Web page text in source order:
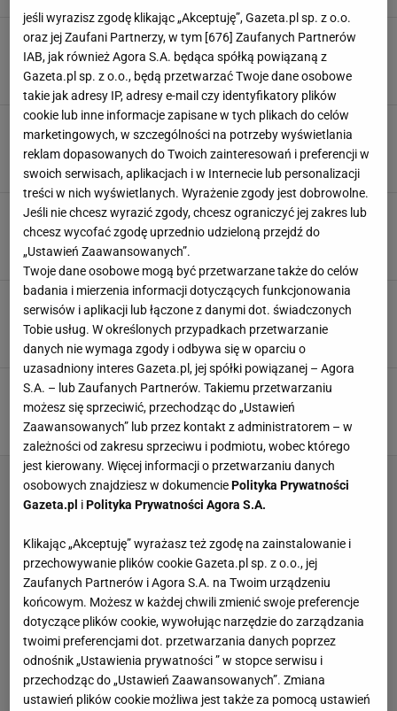
Wlej odrobinę do dżemu z borówkami. Jest tak
pyszny, że trudno nie zjeść go przed zimą
BORÓWKI CYTRYNA DŻEM
Nie sypię już na jajecznicę. Z tego składnika
robię pastę, która pasuje do wszystkiego
CYTRYNA CZOSNEK PESTO
Wystarczy zmieszać wszystko w jednej misce.
Wychodzi wilgotne i obłędnie miękkie
BROWNIE CIASTO
Cytrynowy deser będzie hitem każdej majówki.
Zrób go, a zaimponujesz gościom
CYTRYNA DESER PRZEPISY
Ten deser królował na śląskich weselach. Bez
pieczenia, lepszy od karpatki i sernika
CYTRYNA DESERY JAJKA
jeśli wyrazisz zgodę klikając „Akceptuję”, Gazeta.pl sp. z o.o.
oraz jej Zaufani Partnerzy, w tym [676] Zaufanych Partnerów
IAB, jak również Agora S.A. będąca spółką powiązaną z
Gazeta.pl sp. z o.o., będą przetwarzać Twoje dane osobowe
takie jak adresy IP, adresy e-mail czy identyfikatory plików
cookie lub inne informacje zapisane w tych plikach do celów
marketingowych, w szczególności na potrzeby wyświetlania
reklam dopasowanych do Twoich zainteresowań i preferencji w
swoich serwisach, aplikacjach i w Internecie lub personalizacji
treści w nich wyświetlanych. Wyrażenie zgody jest dobrowolne.
Jeśli nie chcesz wyrazić zgody, chcesz ograniczyć jej zakres lub
chcesz wycofać zgodę uprzednio udzieloną przejdź do
„Ustawień Zaawansowanych”.
Twoje dane osobowe mogą być przetwarzane także do celów
badania i mierzenia informacji dotyczących funkcjonowania
serwisów i aplikacji lub łączone z danymi dot. świadczonych
Tobie usług. W określonych przypadkach przetwarzanie
danych nie wymaga zgody i odbywa się w oparciu o
uzasadniony interes Gazeta.pl, jej spółki powiązanej – Agora
S.A. – lub Zaufanych Partnerów. Takiemu przetwarzaniu
możesz się sprzeciwić, przechodząc do „Ustawień
Zaawansowanych” lub przez kontakt z administratorem – w
zależności od zakresu sprzeciwu i podmiotu, wobec którego
jest kierowany. Więcej informacji o przetwarzaniu danych
osobowych znajdziesz w dokumenciePolityka Prywatności
Gazeta.pl iPolityka Prywatności Agora S.A.
Klikając „Akceptuję” wyrażasz też zgodę na zainstalowanie i
przechowywanie plików cookie Gazeta.pl sp. z o.o., jej
Zaufanych Partnerów i Agora S.A. na Twoim urządzeniu
końcowym. Możesz w każdej chwili zmienić swoje preferencje
dotyczące plików cookie, wywołując narzędzie do zarządzania
twoimi preferencjami dot. przetwarzania danych poprzez
odnośnik „Ustawienia prywatności ” w stopce serwisu i
przechodząc do „Ustawień Zaawansowanych”. Zmiana
ustawień plików cookie możliwa jest także za pomocą ustawień